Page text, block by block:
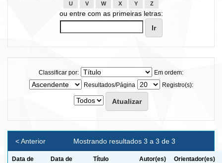
U
V W X Y Z
ou entre com as primeiras letras:
Classificar por:
Em ordem:
Resultados/Página
Registro(s):
Mostrando resultados 3 a 3 de 3
< Anterior
Data de
Data de
Título Autor(es) Orientador(es)